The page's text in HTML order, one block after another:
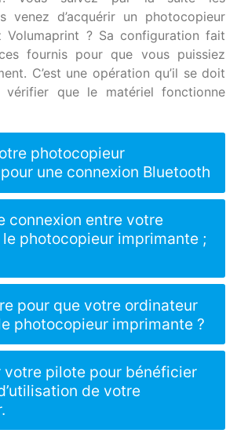
venez d’acquérir un photocopieur
Volumaprint ? Sa configuration fait
fournis pour que vous puissiez
C’est une opération qu’il se doit
vérifier que le matériel fonctionne
photocopieur
une connexion Bluetooth
connexion entre votre
photocopieur imprimante ;
pour que votre ordinateur
photocopieur imprimante ?
votre pilote pour bénéficier
de votre